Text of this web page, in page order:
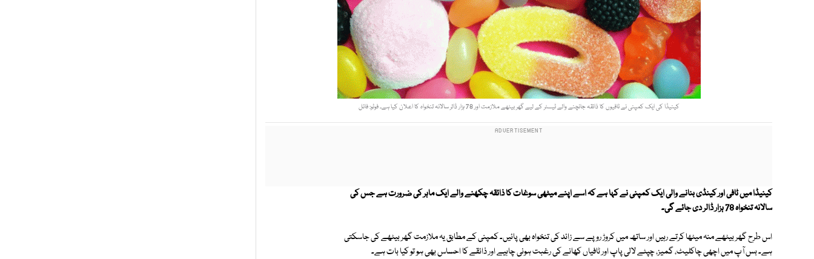
کینیڈا کی ایک کمپنی نے ٹافیوں کا ذائقہ جانچنے والے ٹیسٹر کے لیے گھر بیٹھے ملازمت اور 78 ہزار ڈالر سالانہ تنخواہ کا اعلان کیا ہے۔ فوٹو: فائل
کینیڈا میں ٹافی اور کینڈی بنانے والی ایک کمپنی نے کہا ہے کہ اسے اپنے میٹھی سوغات کا ذائقہ چکھنے والے ایک ماہر کی ضرورت ہے جس کی
سالانہ تنخواہ 78 ہزار ڈالر دی جائے گی۔
اس طرح گھر بیٹھے منہ میٹھا کرتے رہیں اور ساتھ میں کروڑ روپے سے زائد کی تنخواہ بھی پائیں۔ کمپنی کے مطابق یہ ملازمت گھر بیٹھے کی جاسکتی
ہے۔ بس آپ میں اچھی چاکلیٹ، گمیز، چپٹے لالی پاپ اور ٹافیاں کھانے کی رغبت ہونی چاہیے اور ذائقے کا احساس بھی ہو تو کیا بات ہے۔